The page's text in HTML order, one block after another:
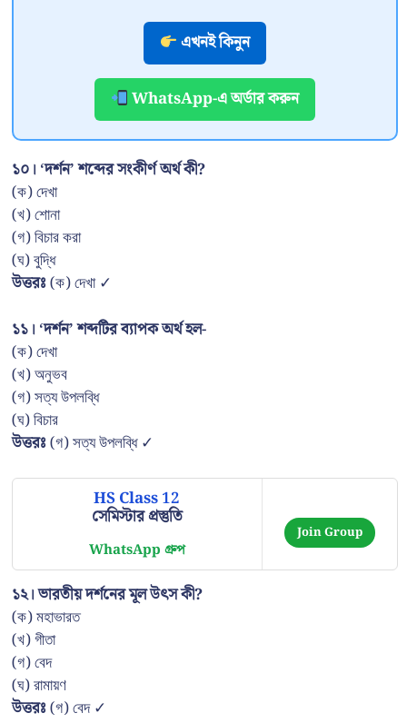
এখনই কিনুন
WhatsApp-এ অর্ডার করুন
১০। ‘দর্শন’ শব্দের সংকীর্ণ অর্থ কী?
(ক) দেখা
(খ) শোনা
(গ) বিচার করা
(ঘ) বুদ্ধি
উত্তরঃ(ক) দেখা ✓
১১। ‘দর্শন’ শব্দটির ব্যাপক অর্থ হল-
(ক) দেখা
(খ) অনুভব
(গ) সত্য উপলব্ধি
(ঘ) বিচার
উত্তরঃ(গ) সত্য উপলব্ধি ✓
HS Class 12
সেমিস্টার প্রস্তুতি
WhatsApp গ্রুপ
Join Group
১২। ভারতীয় দর্শনের মূল উৎস কী?
(ক) মহাভারত
(খ) গীতা
(গ) বেদ
(ঘ) রামায়ণ
উত্তরঃ(গ) বেদ ✓